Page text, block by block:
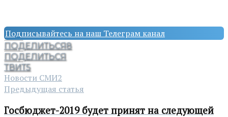
Подписывайтесь на наш Телеграм канал
ПОДЕЛИТЬСЯ8
ПОДЕЛИТЬСЯ
ТВИТ5
Новости СМИ2
Предыдущая статья
Госбюджет-2019 будет принят на следующей